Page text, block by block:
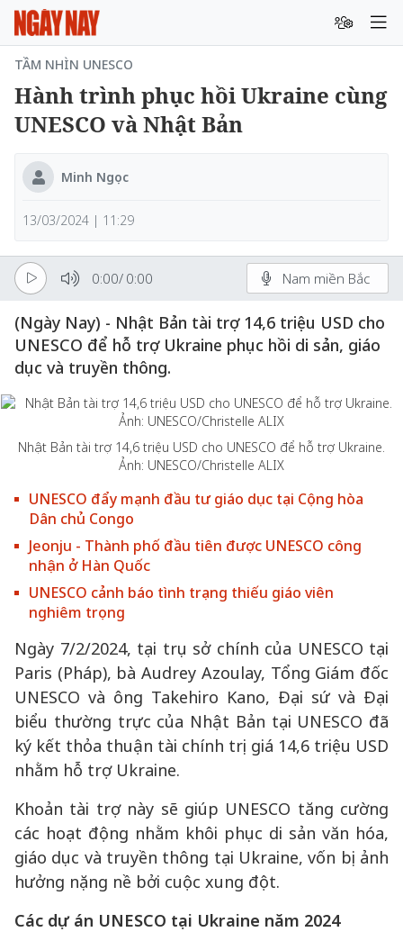
TẦM NHÌN UNESCO
Hành trình phục hồi Ukraine cùng
UNESCO và Nhật Bản
Minh Ngọc
13/03/2024 | 11:29
0:00/ 0:00 Nam miền Bắc
(Ngày Nay) - Nhật Bản tài trợ 14,6 triệu USD cho
UNESCO để hỗ trợ Ukraine phục hồi di sản, giáo
dục và truyền thông.
Nhật Bản tài trợ 14,6 triệu USD cho UNESCO để hỗ trợ Ukraine.
Ảnh: UNESCO/Christelle ALIX
UNESCO đẩy mạnh đầu tư giáo dục tại Cộng hòa
Dân chủ Congo
Jeonju - Thành phố đầu tiên được UNESCO công
nhận ở Hàn Quốc
UNESCO cảnh báo tình trạng thiếu giáo viên
nghiêm trọng
Ngày 7/2/2024, tại trụ sở chính của UNESCO tại
Paris (Pháp), bà Audrey Azoulay, Tổng Giám đốc
UNESCO và ông Takehiro Kano, Đại sứ và Đại
biểu thường trực của Nhật Bản tại UNESCO đã
ký kết thỏa thuận tài chính trị giá 14,6 triệu USD
nhằm hỗ trợ Ukraine.
Khoản tài trợ này sẽ giúp UNESCO tăng cường
các hoạt động nhằm khôi phục di sản văn hóa,
giáo dục và truyền thông tại Ukraine, vốn bị ảnh
hưởng nặng nề bởi cuộc xung đột.
Các dự án UNESCO tại Ukraine năm 2024